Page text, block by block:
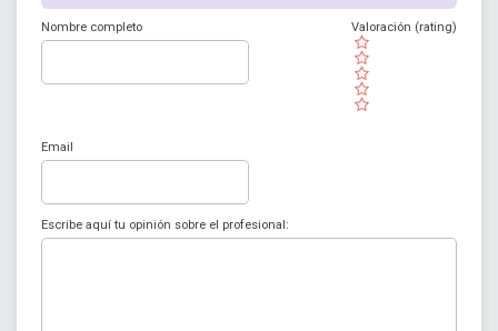
Nombre completo
( )
( )
( )
( )
( )
Valoración (rating)
Email
Escribe aquí tu opinión sobre el profesional: